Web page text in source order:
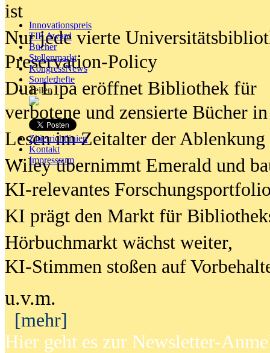
Innovationspreis
TIP Award
Bücher
Stellenmarkt
KongressNews
Sonderhefte
Teilen
Zitierrichtlinien
Kontakt
Impresssum
ist
Nur jede vierte
Preservation-Policy
Dua Lipa eröffnet Bibliothek für
verbotene und zensierte Bücher
Lesen im Zeitalter der Ablenkung
Wiley übernimmt Emerald und
KI-relevantes
KI prägt den Markt für
Hörbuchmarkt wächst weiter,
KI-Stimmen stoßen auf
u.v.m.
[mehr]
Hier geht es zur Newsletter-